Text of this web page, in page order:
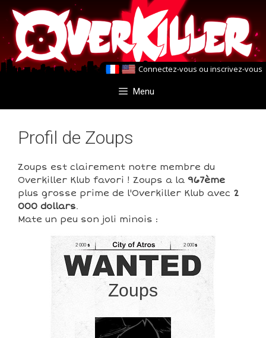
Aller
au
contenu
Aller
au
contenu
Connectez-vous ou inscrivez-vous
Menu
Profil de Zoups
Zoups est clairement notre membre du
Overkiller Klub favori ! Zoups a la 967ème
plus grosse prime de l'Overkiller Klub avec 2
000 dollars.
Mate un peu son joli minois :
2 000
Zoups
2 000